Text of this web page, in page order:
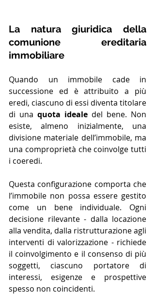
La natura giuridica della
comunione ereditaria
immobiliare
Quando un immobile cade in
successione ed è attribuito a più
eredi, ciascuno di essi diventa titolare
di una quota ideale del bene. Non
esiste, almeno inizialmente, una
divisione materiale dell’immobile, ma
una comproprietà che coinvolge tutti
i coeredi.
Questa configurazione comporta che
l’immobile non possa essere gestito
come un bene individuale. Ogni
decisione rilevante - dalla locazione
alla vendita, dalla ristrutturazione agli
interventi di valorizzazione - richiede
il coinvolgimento e il consenso di più
soggetti, ciascuno portatore di
interessi, esigenze e prospettive
spesso non coincidenti.